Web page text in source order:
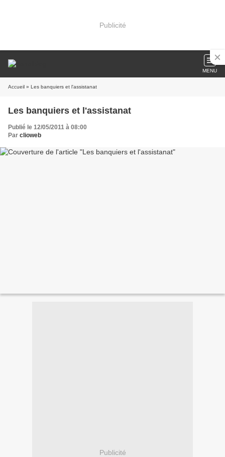
Publicité
MENU
Accueil » Les banquiers et l'assistanat
Les banquiers et l'assistanat
Publié le 12/05/2011 à 08:00
Par clioweb
Publicité